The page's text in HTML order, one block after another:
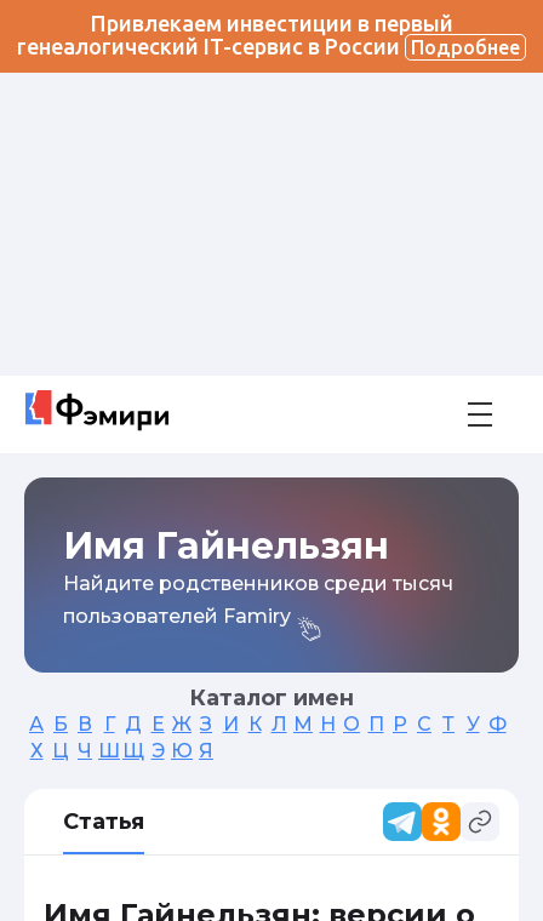
Привлекаем инвестиции в первый
генеалогический IT-сервис в России
Подробнее
Имя Гайнельзян
Найдите родственников среди тысяч
пользователей Famiry
Каталог имен
А Б В Г Д Е Ж З И К Л М Н О П Р С Т У Ф
Х Ц Ч Ш Щ Э Ю Я
Статья